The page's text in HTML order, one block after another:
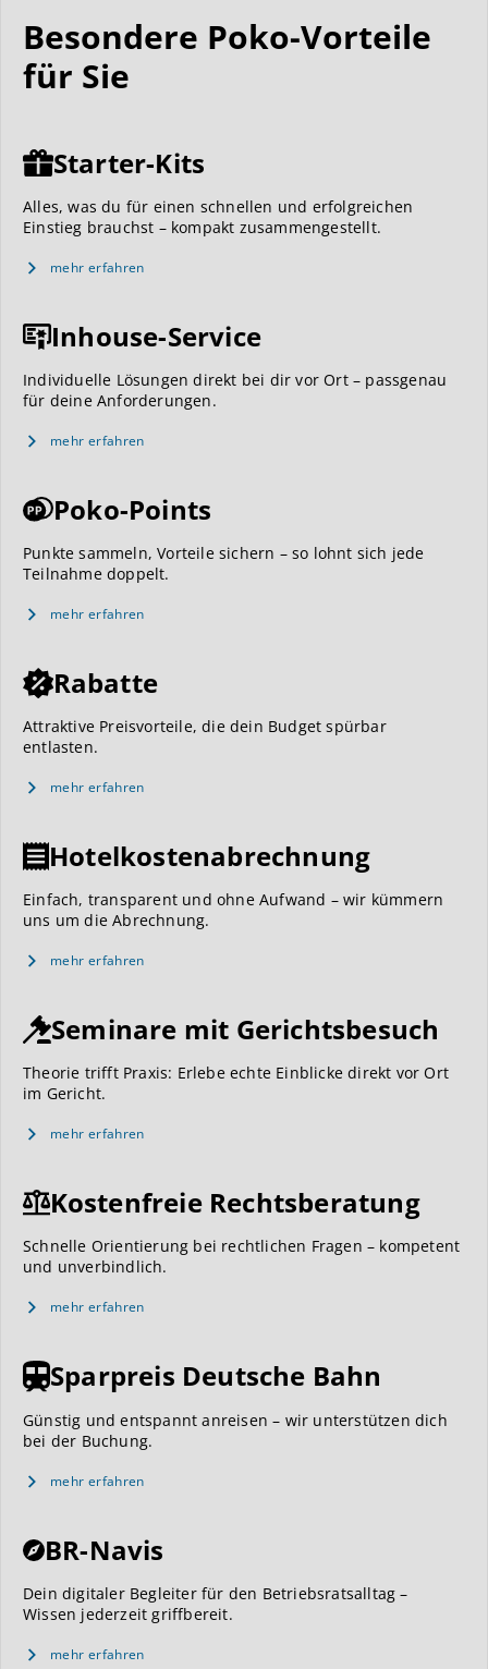
Besondere Poko-Vorteile
für Sie
Starter-Kits
Alles, was du für einen schnellen und erfolgreichen
Einstieg brauchst – kompakt zusammengestellt.
mehr erfahren
Inhouse-Service
Individuelle Lösungen direkt bei dir vor Ort – passgenau
für deine Anforderungen.
mehr erfahren
Poko-Points
Punkte sammeln, Vorteile sichern – so lohnt sich jede
Teilnahme doppelt.
mehr erfahren
Rabatte
Attraktive Preisvorteile, die dein Budget spürbar
entlasten.
mehr erfahren
Hotelkostenabrechnung
Einfach, transparent und ohne Aufwand – wir kümmern
uns um die Abrechnung.
mehr erfahren
Seminare mit Gerichtsbesuch
Theorie trifft Praxis: Erlebe echte Einblicke direkt vor Ort
im Gericht.
mehr erfahren
Kostenfreie Rechtsberatung
Schnelle Orientierung bei rechtlichen Fragen – kompetent
und unverbindlich.
mehr erfahren
Sparpreis Deutsche Bahn
Günstig und entspannt anreisen – wir unterstützen dich
bei der Buchung.
mehr erfahren
BR-Navis
Dein digitaler Begleiter für den Betriebsratsalltag –
Wissen jederzeit griffbereit.
mehr erfahren